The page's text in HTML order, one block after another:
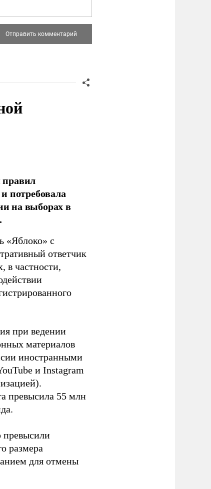
правил
потребовала
на выборах в
«Яблоко» с
ответчик
в частности,
при ведении
материалов
иностранными
и Instagram
превысила 55 млн
превысили
размера
для отмены